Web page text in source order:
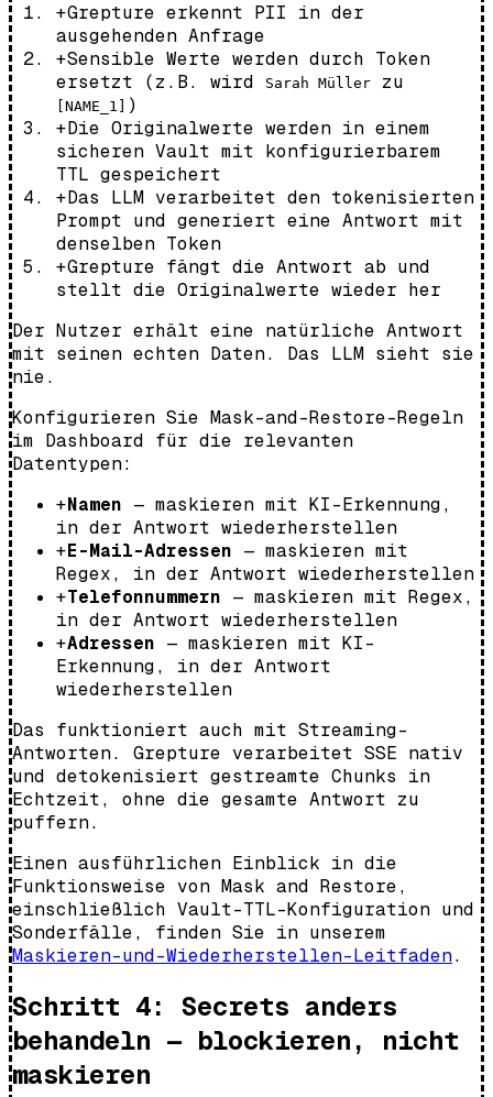
+Grepture erkennt PII in der
ausgehenden Anfrage
+Sensible Werte werden durch Token
ersetzt (z.B. wird
Sarah Müller zu
[NAME_1]
)
+Die Originalwerte werden in einem
sicheren Vault mit konfigurierbarem
TTL gespeichert
+Das LLM verarbeitet den tokenisierten
Prompt und generiert eine Antwort mit
denselben Token
+Grepture fängt die Antwort ab und
stellt die Originalwerte wieder her
Der Nutzer erhält eine natürliche Antwort
mit seinen echten Daten. Das LLM sieht sie
nie.
Konfigurieren Sie Mask-and-Restore-Regeln
im Dashboard für die relevanten
Datentypen:
+Namen — maskieren mit KI-Erkennung,
in der Antwort wiederherstellen
+E-Mail-Adressen — maskieren mit
Regex, in der Antwort wiederherstellen
+Telefonnummern — maskieren mit Regex,
in der Antwort wiederherstellen
+Adressen — maskieren mit KI-
Erkennung, in der Antwort
wiederherstellen
Das funktioniert auch mit Streaming-
Antworten. Grepture verarbeitet SSE nativ
und detokenisiert gestreamte Chunks in
Echtzeit, ohne die gesamte Antwort zu
puffern.
Einen ausführlichen Einblick in die
Funktionsweise von Mask and Restore,
einschließlich Vault-TTL-Konfiguration und
Sonderfälle, finden Sie in unserem
Maskieren-und-Wiederherstellen-Leitfaden.
Schritt 4: Secrets anders
behandeln — blockieren, nicht
maskieren